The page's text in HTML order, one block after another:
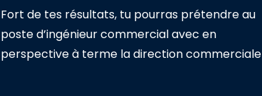
Fort de tes résultats, tu pourras prétendre au
poste d’ingénieur commercial avec en
perspective à terme la direction commerciale